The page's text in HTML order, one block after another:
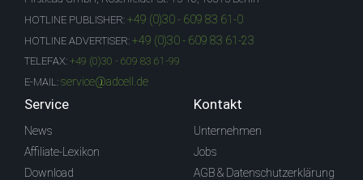
HOTLINE PUBLISHER: +49 (0)30 - 609 83 61-0
HOTLINE ADVERTISER: +49 (0)30 - 609 83 61-23
TELEFAX: +49 (0)30 - 609 83 61-99
E-MAIL: service@adcell.de
Service
News
Affiliate-Lexikon
Download
Kontakt
Unternehmen
Jobs
AGB & Datenschutzerklärung